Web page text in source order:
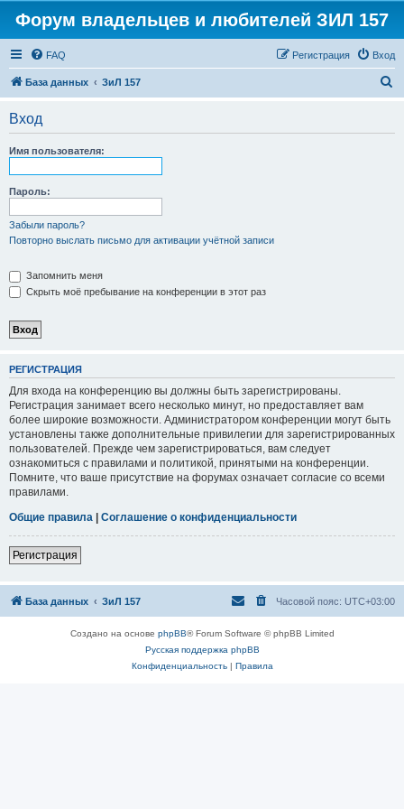
Форум владельцев и любителей ЗИЛ 157
FAQ Вход
Регистрация
База данных ЗиЛ 157
Вход
Имя пользователя:
Пароль:
Забыли пароль?
Повторно выслать письмо для активации учётной записи
Запомнить меня
Скрыть моё пребывание на конференции в этот раз
РЕГИСТРАЦИЯ
Для входа на конференцию вы должны быть зарегистрированы.
Регистрация занимает всего несколько минут, но предоставляет вам
более широкие возможности. Администратором конференции могут быть
установлены также дополнительные привилегии для зарегистрированных
пользователей. Прежде чем зарегистрироваться, вам следует
ознакомиться с правилами и политикой, принятыми на конференции.
Помните, что ваше присутствие на форумах означает согласие со всеми
правилами.
Общие правила | Соглашение о конфиденциальности
Регистрация
База данных ЗиЛ 157 Часовой пояс: UTC+03:00
Создано на основе phpBB® Forum Software © phpBB Limited
Русская поддержка phpBB
Конфиденциальность| Правила